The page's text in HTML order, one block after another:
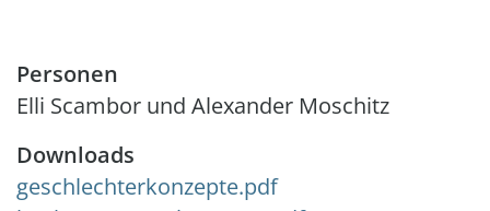
Personen
Elli Scambor und Alexander Moschitz
Downloads
Document
geschlechterkonzepte.pdf